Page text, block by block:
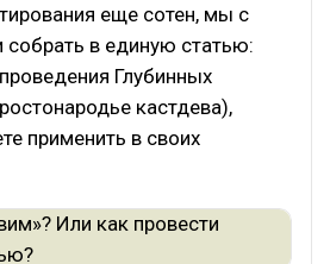
еще сотен, мы с
в единую статью:
проведения Глубинных
кастдева),
применить в своих